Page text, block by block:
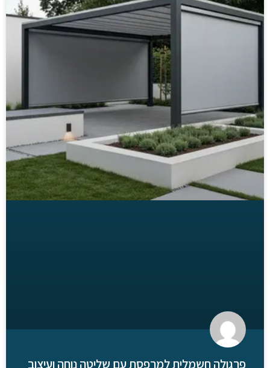
פרגולה חשמלית למרפסת עם שליטה נוחה ועיצוב